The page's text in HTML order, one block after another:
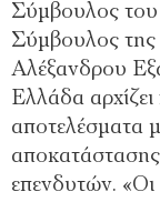
Σύμβουλος
Σύμβουλος
Αλέξανδρου
Ελλάδα αρχίζει
αποτελέσματα
επενδυτών.